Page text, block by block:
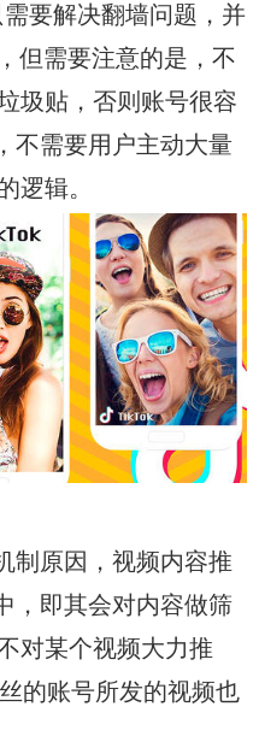
要解决翻墙问题，并
但需要注意的是，不
圾贴，否则账号很容
不需要用户主动大量
逻辑。
制原因，视频内容推
，即其会对内容做筛
对某个视频大力推
的账号所发的视频也